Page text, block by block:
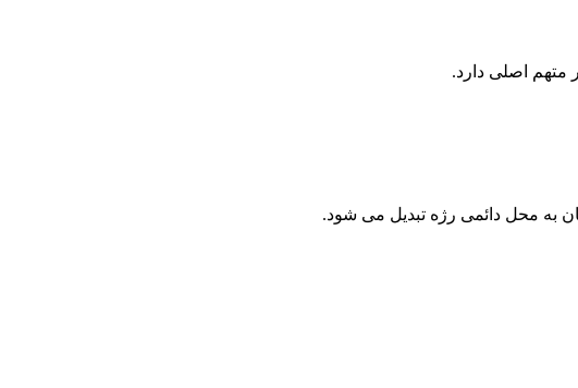
به محل دائمی رژه تبدیل می شود.